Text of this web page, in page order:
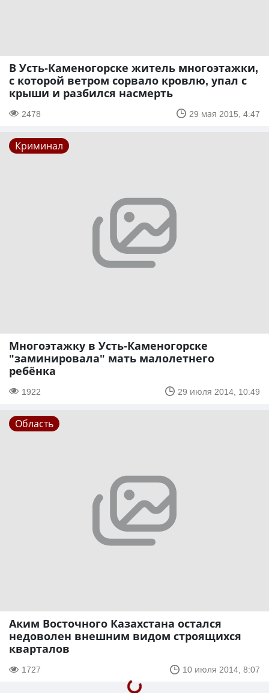
В Усть-Каменогорске житель многоэтажки,
с которой ветром сорвало кровлю, упал с
крыши и разбился насмерть
2478 29 мая 2015, 4:47
Криминал
Многоэтажку в Усть-Каменогорске
"заминировала" мать малолетнего
ребёнка
1922 29 июля 2014, 10:49
Область
Аким Восточного Казахстана остался
недоволен внешним видом строящихся
кварталов
1727 10 июля 2014, 8:07